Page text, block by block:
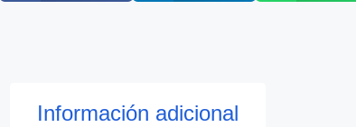
Información adicional